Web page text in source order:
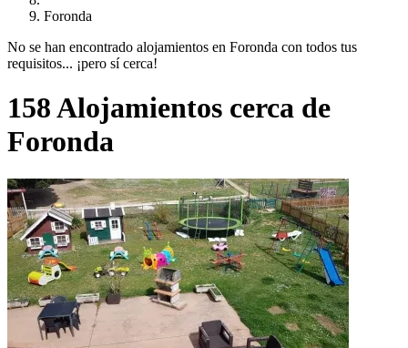
Foronda
No se han encontrado alojamientos en Foronda con todos tus
requisitos... ¡pero sí cerca!
158 Alojamientos cerca de
Foronda